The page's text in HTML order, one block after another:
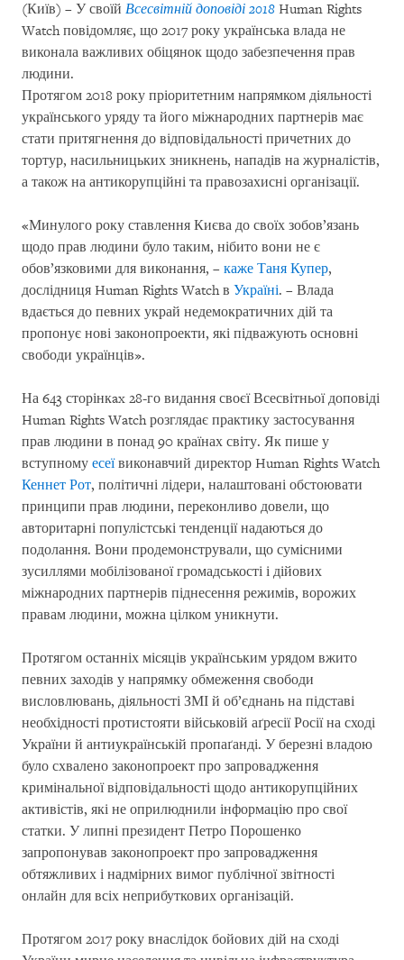
(Київ) – У своїй Всесвітній доповіді 2018 Human Rights
Watch повідомляє, що 2017 року українська влада не
виконала важливих обіцянок щодо забезпечення прав
людини.
Протягом 2018 року пріоритетним напрямком діяльності
українського уряду та його міжнародних партнерів має
стати притягнення до відповідальності причетних до
тортур, насильницьких зникнень, нападів на журналістів,
а також на антикорупційні та правозахисні організації.
«Минулого року ставлення Києва до своїх зобов’язань
щодо прав людини було таким, нібито вони не є
обов’язковими для виконання, – каже Таня Купер,
дослідниця Human Rights Watch в Україні. – Влада
вдається до певних украй недемократичних дій та
пропонує нові законопроекти, які підважують основні
свободи українців».
На 643 сторінкax 28-го видання своєї Всесвітньої доповіді
Human Rights Watch розглядає практику застосування
прав людини в понад 90 країнах світу. Як пише у
вступному есеївиконавчий директор Human Rights Watch
Кеннет Рот, політичні лідери, налаштовані обстоювати
принципи прав людини, переконливо довели, що
авторитарні популістські тенденції надаються до
подолання. Вони продемонстрували, що сумісними
зусиллями мобілізованої громадськості і дійових
міжнародних партнерів піднесення режимів, ворожих
правам людини, можна цілком уникнути.
Протягом останніх місяців українським урядом вжито
певних заходів у напрямку обмеження свободи
висловлювань, діяльності ЗМІ й об’єднань на підставі
необхідності протистояти військовій аґресії Росії на сході
України й антиукраїнській пропаґанді. У березні владою
було схвалено законопроект про запровадження
кримінальної відповідальності щодо антикорупційних
активістів, які не оприлюднили інформацію про свої
статки. У липні президент Петро Порошенко
запропонував законопроект про запровадження
обтяжливих і надмірних вимог публічної звітності
онлайн для всіх неприбуткових організацій.
Протягом 2017 року внаслідок бойових дій на сході